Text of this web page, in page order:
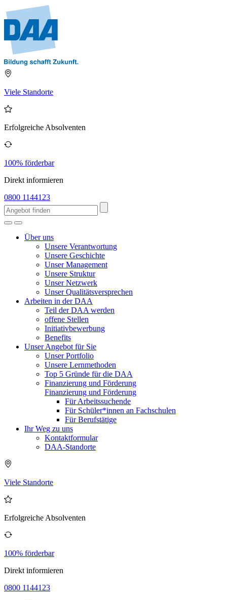
Viele Standorte
Erfolgreiche Absolventen
100% förderbar
Direkt informieren
0800 1144123
Über uns
Unsere Verantwortung
Unsere Geschichte
Unser Management
Unsere Struktur
Unser Netzwerk
Unser Qualitätsversprechen
Arbeiten in der DAA
Teil der DAA werden
offene Stellen
Initiativbewerbung
Benefits
Unser Angebot für Sie
Unser Portfolio
Unsere Lernmethoden
Top 5 Gründe für die DAA
Finanzierung und Förderung
Finanzierung und Förderung
Für Arbeitssuchende
Für Schüler*innen an Fachschulen
Für Berufstätige
Ihr Weg zu uns
Kontaktformular
DAA-Standorte
Viele Standorte
Erfolgreiche Absolventen
100% förderbar
Direkt informieren
0800 1144123